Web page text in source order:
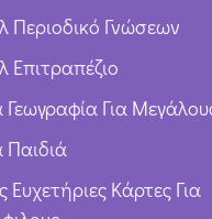
Περιοδικό Γνώσεων
Επιτραπέζιο
Γεωγραφία Για
Παιδιά
Ευχετήριες Κάρτες Για